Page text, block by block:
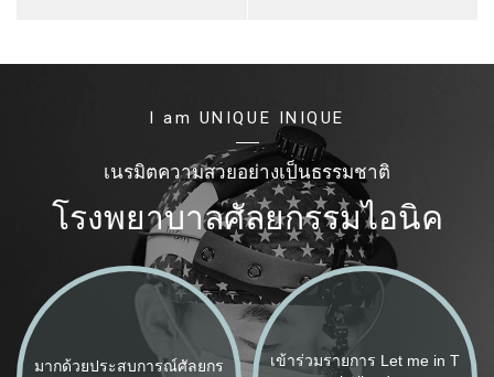
I am UNIQUE INIQUE
เนรมิตความสวยอย่างเป็นธรรมชาติ
โรงพยาบาลศัลยกรรมไอนิค
มากด้วยประสบการณ์ศัลยกร
เข้าร่วมรายการ Let me in T